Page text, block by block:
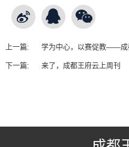
上一篇: 学为中心，以赛促教——成
下一篇: 来了，成都王府云上周刊